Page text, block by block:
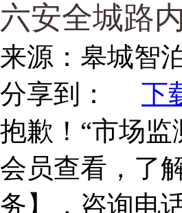
六安全城路
来源： 皋城智
分享到：
下
抱歉！“市场
会员查看，了
务】，咨询电